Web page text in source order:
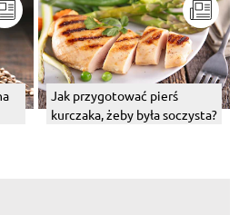
Jak przygotować pierś
kurczaka, żeby była soczysta?